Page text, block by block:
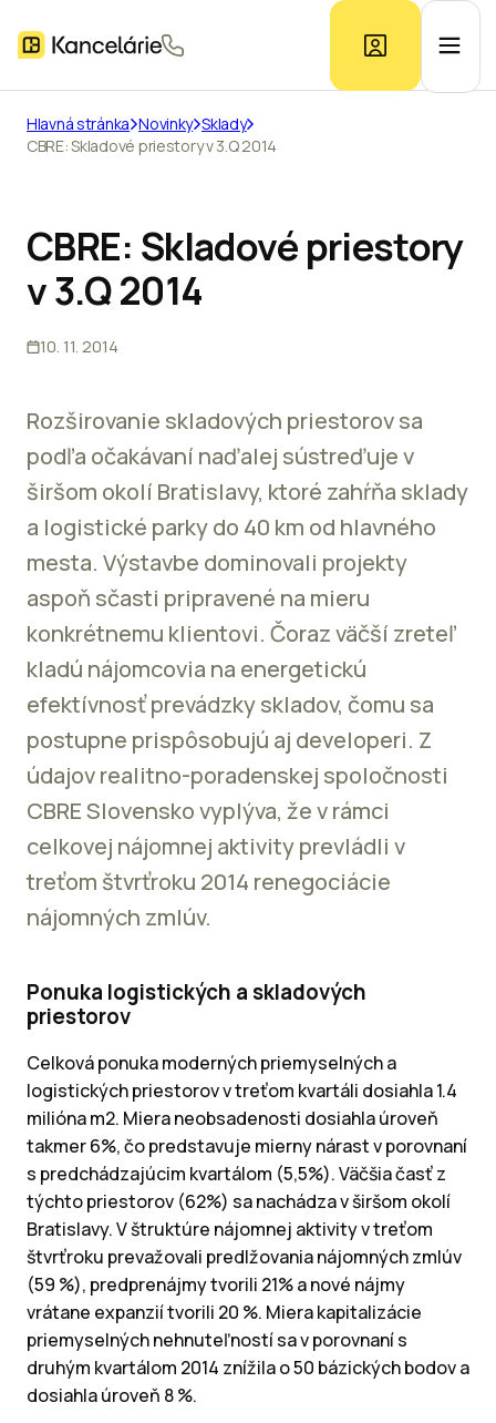
Prieskum trhu
Hlavná stránka Novinky Sklady
CBRE: Skladové priestory v 3.Q 2014
CBRE: Skladové priestory
v 3.Q 2014
10. 11. 2014
Rozširovanie skladových priestorov sa
podľa očakávaní naďalej sústreďuje v
širšom okolí Bratislavy, ktoré zahŕňa sklady
a logistické parky do 40 km od hlavného
mesta. Výstavbe dominovali projekty
aspoň sčasti pripravené na mieru
konkrétnemu klientovi. Čoraz väčší zreteľ
kladú nájomcovia na energetickú
efektívnosť prevádzky skladov, čomu sa
postupne prispôsobujú aj developeri. Z
údajov realitno-poradenskej spoločnosti
CBRE Slovensko vyplýva, že v rámci
celkovej nájomnej aktivity prevládli v
treťom štvrťroku 2014 renegociácie
nájomných zmlúv.
Ponuka logistických a skladových
priestorov
Celková ponuka moderných priemyselných a
logistických priestorov v treťom kvartáli dosiahla 1.4
milióna m2. Miera neobsadenosti dosiahla úroveň
takmer 6%, čo predstavuje mierny nárast v porovnaní
s predchádzajúcim kvartálom (5,5%). Väčšia časť z
týchto priestorov (62%) sa nachádza v širšom okolí
Bratislavy. V štruktúre nájomnej aktivity v treťom
štvrťroku prevažovali predlžovania nájomných zmlúv
(59 %), predprenájmy tvorili 21% a nové nájmy
vrátane expanzií tvorili 20 %. Miera kapitalizácie
priemyselných nehnuteľností sa v porovnaní s
druhým kvartálom 2014 znížila o 50 bázických bodov a
dosiahla úroveň 8 %.